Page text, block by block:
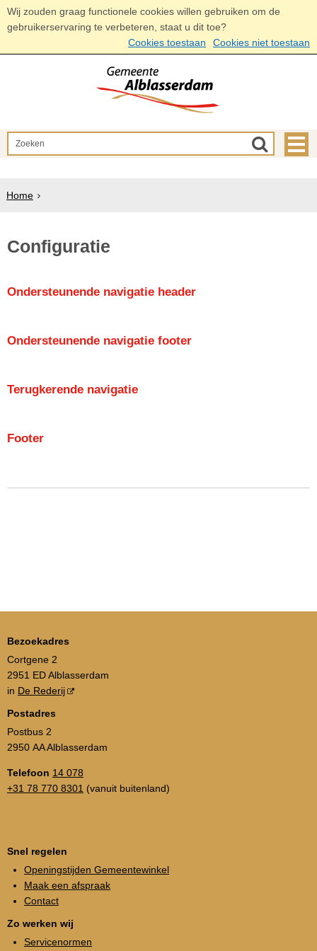
Wij zouden graag functionele cookies willen gebruiken om de
gebruikerservaring te verbeteren, staat u dit toe?
Cookies toestaan
Cookies niet toestaan
Home
Configuratie
Ondersteunende navigatie header
Ondersteunende navigatie footer
Terugkerende navigatie
Footer
Bezoekadres
Cortgene 2
2951 ED Alblasserdam
in De Rederij
Postadres
Postbus 2
2950 AA Alblasserdam
Telefoon 14 078
+31 78 770 8301 (vanuit buitenland)
Snel regelen
Openingstijden Gemeentewinkel
Maak een afspraak
Contact
Zo werken wij
Servicenormen